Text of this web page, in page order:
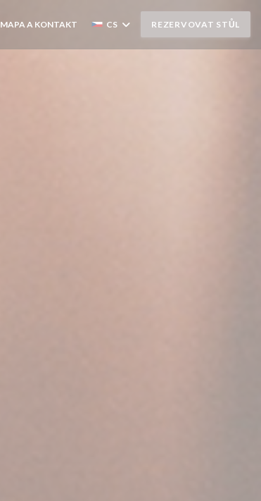
MAPA A KONTAKT CS REZERVOVAT STŮL